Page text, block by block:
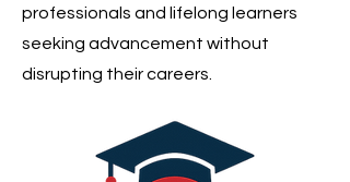
professionals and lifelong learners
seeking advancement without
disrupting their careers.